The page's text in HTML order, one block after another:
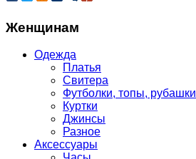
Женщинам
Одежда
Платья
Свитера
Футболки, топы, рубашки
Куртки
Джинсы
Разное
Аксессуары